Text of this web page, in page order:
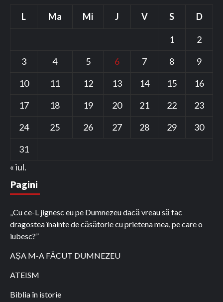
L Ma Mi J V S D
1
2
3
4 5 6 7 8
9
10
11 12 13 14 15
16
17
18 19 20 21 22
23
24
25 26 27 28 29
30
31
« iul.
Pagini
„Cu ce-L jignesc eu pe Dumnezeu dacă vreau să fac
dragostea înainte de căsătorie cu prietena mea, pe care o
iubesc?”
AȘA M-A FĂCUT DUMNEZEU
ATEISM
Biblia în istorie